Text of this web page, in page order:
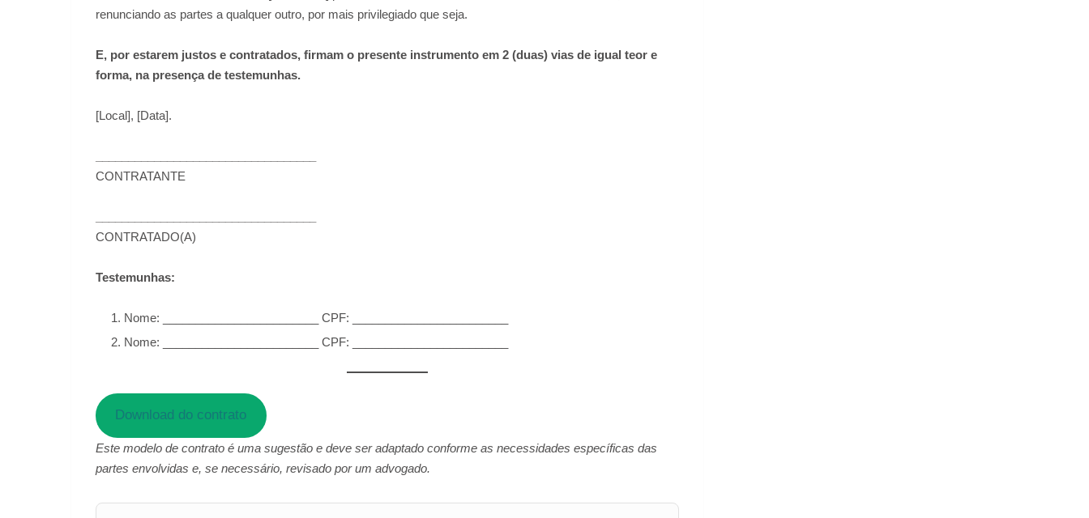
renunciando as partes a qualquer outro, por mais privilegiado que seja.
E, por estarem justos e contratados, firmam o presente instrumento em 2 (duas) vias de igual teor e
forma, na presença de testemunhas.
[Local], [Data].
CONTRATANTE
CONTRATADO(A)
Testemunhas:
Nome: ________________________ CPF: ________________________
Nome: ________________________ CPF: ________________________
Download do contrato
Este modelo de contrato é uma sugestão e deve ser adaptado conforme as necessidades específicas das
partes envolvidas e, se necessário, revisado por um advogado.